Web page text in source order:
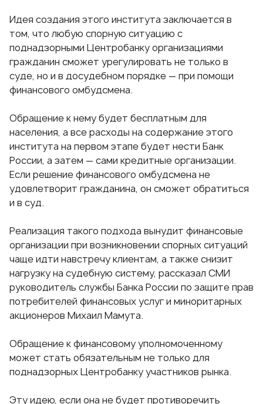
Идея создания этого института заключается в
том, что любую спорную ситуацию с
поднадзорными Центробанку организациями
гражданин сможет урегулировать не только в
суде, но и в досудебном порядке — при помощи
финансового омбудсмена.
Обращение к нему будет бесплатным для
населения, а все расходы на содержание этого
института на первом этапе будет нести Банк
России, а затем — сами кредитные организации.
Если решение финансового омбудсмена не
удовлетворит гражданина, он сможет обратиться
и в суд.
Реализация такого подхода вынудит финансовые
организации при возникновении спорных ситуаций
чаще идти навстречу клиентам, а также снизит
нагрузку на судебную систему, рассказал СМИ
руководитель службы Банка России по защите прав
потребителей финансовых услуг и миноритарных
акционеров Михаил Мамута.
Обращение к финансовому уполномоченному
может стать обязательным не только для
поднадзорных Центробанку участников рынка.
Эту идею, если она не будет противоречить